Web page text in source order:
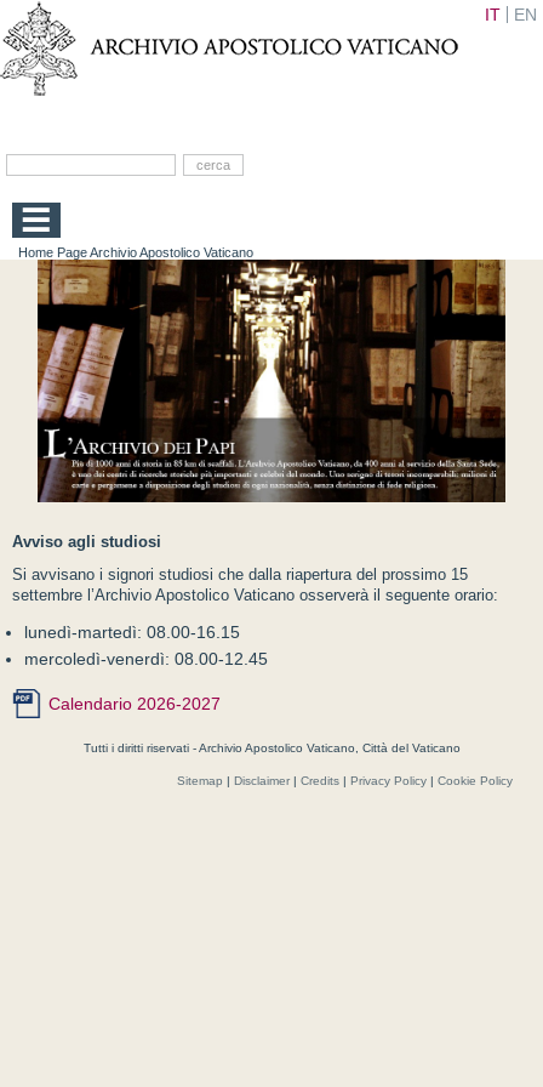
IT EN
Home Page Archivio Apostolico Vaticano
Avviso agli studiosi
Si avvisano i signori studiosi che dalla riapertura del prossimo 15
settembre l’Archivio Apostolico Vaticano osserverà il seguente orario:
lunedì-martedì: 08.00-16.15
mercoledì-venerdì: 08.00-12.45
Calendario 2026-2027
Tutti i diritti riservati - Archivio Apostolico Vaticano, Città del Vaticano
Sitemap Disclaimer Credits Privacy Policy Cookie Policy